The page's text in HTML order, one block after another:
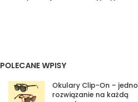
POLECANE WPISY
Okulary Clip-On – jedno
rozwiązanie na każdą